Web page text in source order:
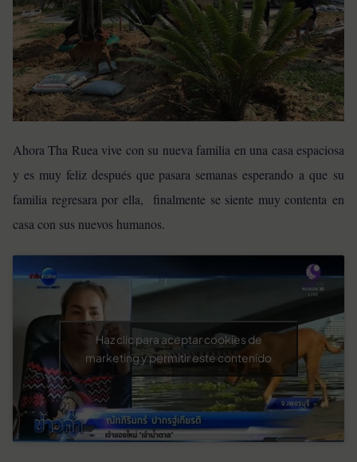
Ahora Tha Ruea vive con su nueva familia en una casa espaciosa
y es muy feliz después que pasara semanas esperando a que su
familia regresara por ella, finalmente se siente muy contenta en
casa con sus nuevos humanos.
Haz clic para aceptar cookies de
marketing y permitir este contenido